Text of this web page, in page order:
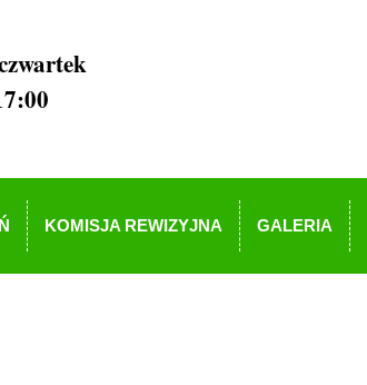
KOMISJA REWIZYJNA GALERIA